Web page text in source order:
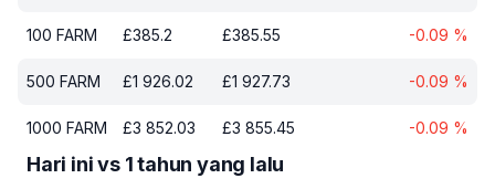
100 FARM £385.2 £385.55 -0.09 %
500 FARM £1 926.02 £1 927.73 -0.09 %
1000 FARM £3 852.03 £3 855.45 -0.09 %
Hari ini vs 1 tahun yang lalu